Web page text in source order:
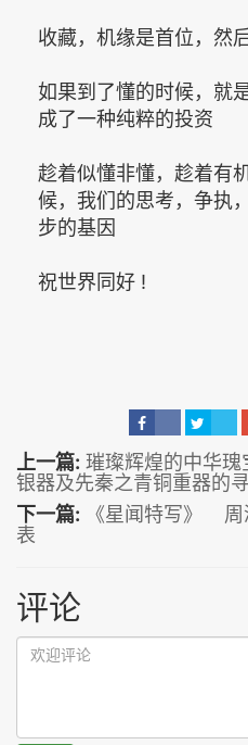
收藏，机缘是首位，然
如果到了懂的时候，就
成了一种纯粹的投资
趁着似懂非懂，趁着有
候，我们的思考，争执
步的基因
祝世界同好 !
上一篇: 璀璨辉煌的中华瑰
银器及先秦之青铜重器的
下一篇:
《星闻特写》
表
评论